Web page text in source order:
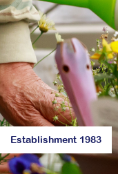
Establishment 1983